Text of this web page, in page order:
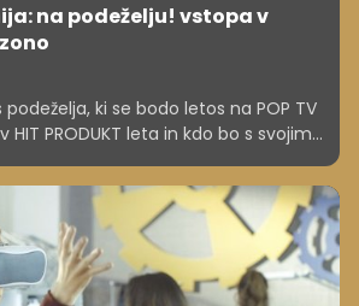
na podeželju! vstopa v
ki se bodo letos na POP TV
PRODUKT leta in kdo bo s svojim